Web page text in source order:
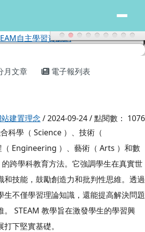
月文章 電子報列表
建置理念 / 2024-09-24 / 點閱數： 1076
科學（ Science ）、技術（
Engineering ）、藝術（ Arts ）和數
跨學科教育方法。它強調學生在真實世
和技能，鼓勵創造力和批判性思維。透過
生不僅學習理論知識，還能提高解決問題
。 STEAM 教學旨在激發學生的學習興
下堅實基礎。